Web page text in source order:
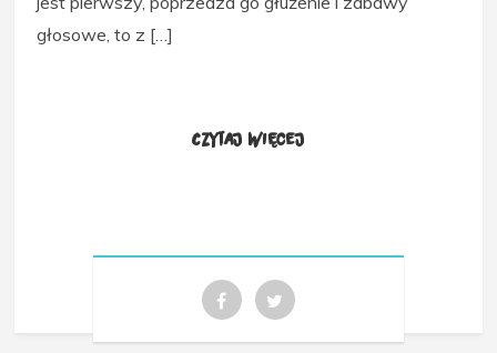
głosowe, to z […]
Czytaj więcej